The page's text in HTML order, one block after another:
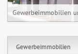
Gewerbeimmobilien
Gewerbeimmobilien